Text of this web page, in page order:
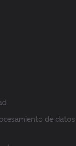
de